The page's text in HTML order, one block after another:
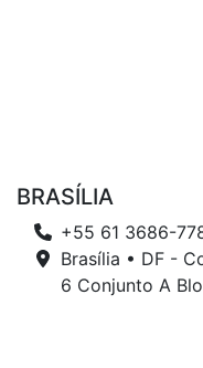
BRASÍLIA
+55 61 3686-
Brasília • DF -
6 Conjunto A